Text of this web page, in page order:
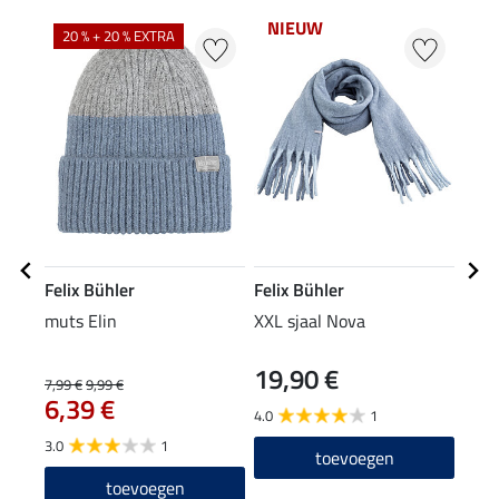
20 % + 20 % EXTRA
Felix Bühler
muts Elin
7,99 €9,99 €
6,39 €
3.0 1
toevoegen
NIEUW
Felix Bühler
XXL sjaal Nova
19,90 €
4.0 1
toevoegen